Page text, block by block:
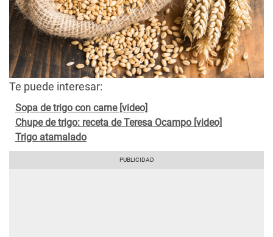
Te puede interesar:
Sopa de trigo con carne [video]
Chupe de trigo: receta de Teresa Ocampo [video]
Trigo atamalado